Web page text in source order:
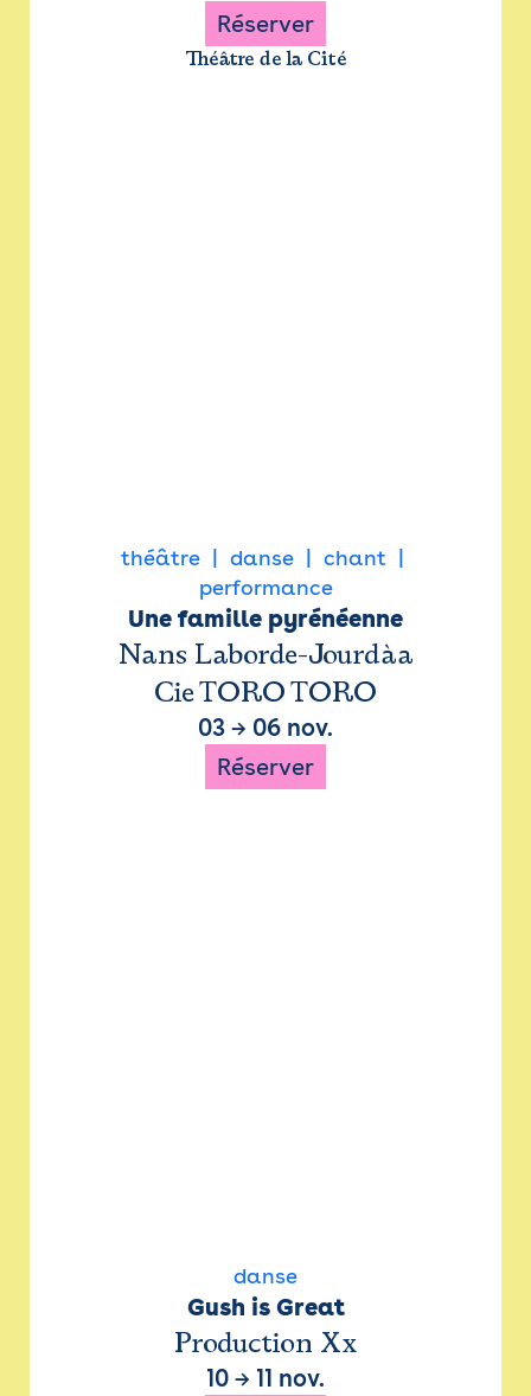
Réserver
Théâtre de la Cité
théâtre danse
chant
performance
Une famille pyrénéenne
Nans Laborde-Jourdàa
Cie TORO TORO
03 → 06 nov.
Réserver
danse
Gush is Great
Production Xx
10 → 11 nov.